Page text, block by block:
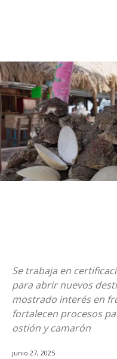
Se trabaja en
para abrir nuevos
mostrado interés en
fortalecen procesos
ostión y camarón
junio 27, 2025